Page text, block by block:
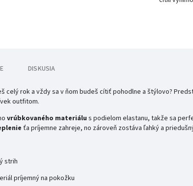
DISKUSIA
celý rok a vždy sa v ňom budeš cítiť pohodlne a štýlovo?
outfitom.
vrúbkovaného materiálu s podielom elastanu, takže sa
ťa príjemne zahreje, no zároveň zostáva ľahký a
strih
príjemný na pokožku